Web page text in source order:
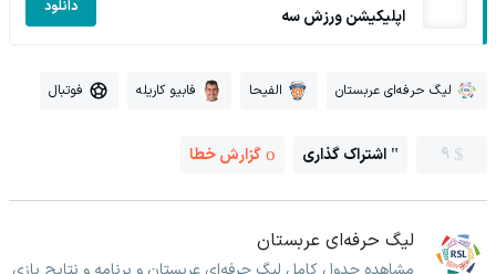
اپلیکیشن ورزش سه دانلود
لیگ حرفه‌ای عربستان الفیحا فابیو کاریله فوتبال
9 اشتراک گذاری گزارش خطا
لیگ حرفه‌ای عربستان